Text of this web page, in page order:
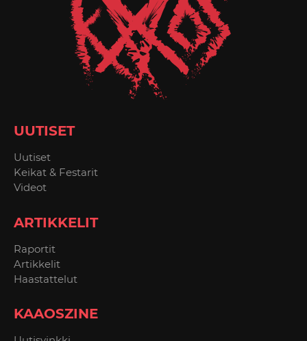
UUTISET
Uutiset
Keikat & Festarit
Videot
ARTIKKELIT
Raportit
Artikkelit
Haastattelut
KAAOSZINE